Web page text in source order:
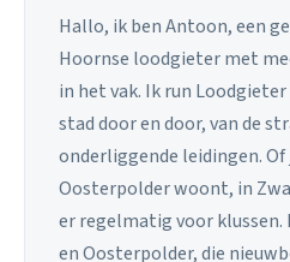
Hallo, ik ben Antoon, een
Hoornse loodgieter met
in het vak. Ik run
stad door en door, van de
onderliggende leidingen. Of
Oosterpolder woont, in
er regelmatig voor klussen.
en Oosterpolder, die